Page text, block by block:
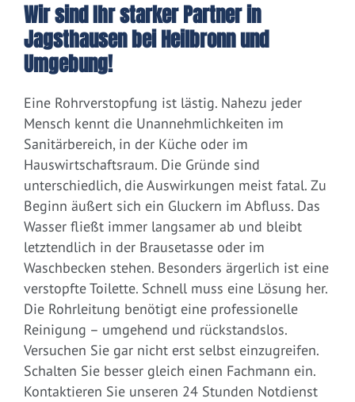
Wir sind Ihr starker Partner in
Jagsthausen bei Heilbronn und
Umgebung!
Eine Rohrverstopfung ist lästig. Nahezu jeder
Mensch kennt die Unannehmlichkeiten im
Sanitärbereich, in der Küche oder im
Hauswirtschaftsraum. Die Gründe sind
unterschiedlich, die Auswirkungen meist fatal. Zu
Beginn äußert sich ein Gluckern im Abfluss. Das
Wasser fließt immer langsamer ab und bleibt
letztendlich in der Brausetasse oder im
Waschbecken stehen. Besonders ärgerlich ist eine
verstopfte Toilette. Schnell muss eine Lösung her.
Die Rohrleitung benötigt eine professionelle
Reinigung – umgehend und rückstandslos.
Versuchen Sie gar nicht erst selbst einzugreifen.
Schalten Sie besser gleich einen Fachmann ein.
Kontaktieren Sie unseren 24 Stunden Notdienst